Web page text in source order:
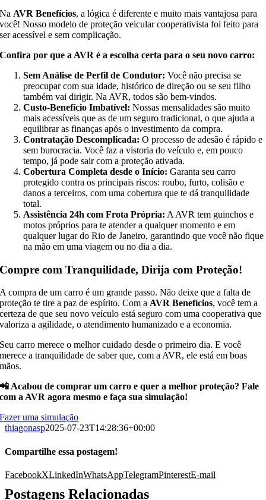
Na AVR Benefícios, a lógica é diferente e muito mais vantajosa para
você! Nosso modelo de proteção veicular cooperativista foi feito para
ser acessível e sem complicação.
Confira por que a AVR é a escolha certa para o seu novo carro:
Sem Análise de Perfil de Condutor: Você não precisa se
preocupar com sua idade, histórico de direção ou se seu filho
também vai dirigir. Na AVR, todos são bem-vindos.
Custo-Benefício Imbatível: Nossas mensalidades são muito
mais acessíveis que as de um seguro tradicional, o que ajuda a
equilibrar as finanças após o investimento da compra.
Contratação Descomplicada: O processo de adesão é rápido e
sem burocracia. Você faz a vistoria do veículo e, em pouco
tempo, já pode sair com a proteção ativada.
Cobertura Completa desde o Início: Garanta seu carro
protegido contra os principais riscos: roubo, furto, colisão e
danos a terceiros, com uma cobertura que te dá tranquilidade
total.
Assistência 24h com Frota Própria: A AVR tem guinchos e
motos próprios para te atender a qualquer momento e em
qualquer lugar do Rio de Janeiro, garantindo que você não fique
na mão em uma viagem ou no dia a dia.
Compre com Tranquilidade, Dirija com Proteção!
A compra de um carro é um grande passo. Não deixe que a falta de
proteção te tire a paz de espírito. Com a AVR Benefícios, você tem a
certeza de que seu novo veículo está seguro com uma cooperativa que
valoriza a agilidade, o atendimento humanizado e a economia.
Seu carro merece o melhor cuidado desde o primeiro dia. E você
merece a tranquilidade de saber que, com a AVR, ele está em boas
mãos.
📲 Acabou de comprar um carro e quer a melhor proteção? Fale
com a AVR agora mesmo e faça sua simulação!
Fazer uma simulação
thiagonasp2025-07-23T14:28:36+00:00
Compartilhe essa postagem!
FacebookXLinkedInWhatsAppTelegramPinterestE-mail
Postagens Relacionadas